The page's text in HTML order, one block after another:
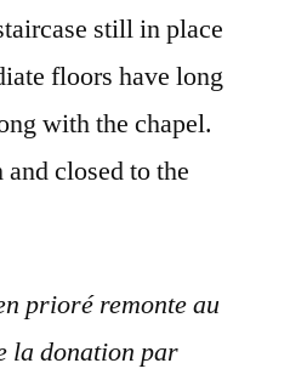
still in place
floors have long
with the chapel.
and closed to the
prioré remonte au
la donation par